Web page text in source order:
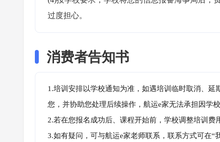
过度担心。
消费者告知书
1.培训安排以学校通知为准，如遇培训临时取消、
您，并协助您处理后续操作，航运e家无法承担因学
2.若在您报名成功后、课程开始前，学校调整培训
3.如有疑问，可与航运e家老师联系，联系方式可在